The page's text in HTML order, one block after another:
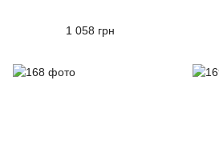
1 058 грн